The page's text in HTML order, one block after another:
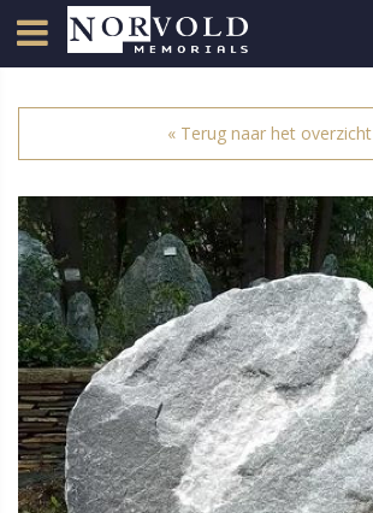
« Terug naar het overzicht